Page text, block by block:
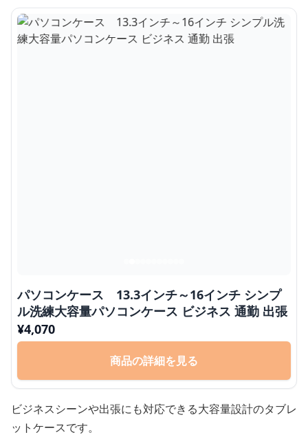
パソコンケース 13.3インチ～16インチ シンプ
ル洗練大容量パソコンケース ビジネス 通勤 出張
¥4,070
商品の詳細を見る
ビジネスシーンや出張にも対応できる大容量設計のタブレ
ットケースです。